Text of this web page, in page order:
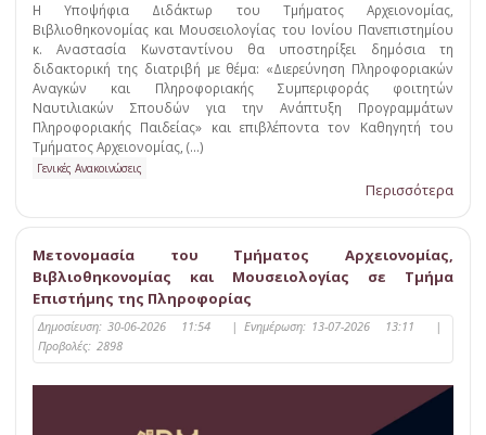
Η Υποψήφια Διδάκτωρ του Τμήματος Αρχειονομίας,
Βιβλιοθηκονομίας και Μουσειολογίας του Ιονίου Πανεπιστημίου
κ. Αναστασία Κωνσταντίνου θα υποστηρίξει δημόσια τη
διδακτορική της διατριβή με θέμα: «Διερεύνηση Πληροφοριακών
Αναγκών και Πληροφοριακής Συμπεριφοράς φοιτητών
Ναυτιλιακών Σπουδών για την Ανάπτυξη Προγραμμάτων
Πληροφοριακής Παιδείας» και επιβλέποντα τον Καθηγητή του
Τμήματος Αρχειονομίας, (...)
Γενικές Ανακοινώσεις
Περισσότερα
Μετονομασία του Τμήματος Αρχειονομίας,
Βιβλιοθηκονομίας και Μουσειολογίας σε Τμήμα
Επιστήμης της Πληροφορίας
Δημοσίευση: 30-06-2026 11:54 | Ενημέρωση: 13-07-2026 13:11
|
Προβολές: 2898